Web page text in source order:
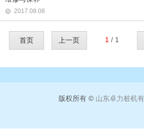
2017.08.08
首页 上一页 1 / 1
版权所有 © 山东卓力桩机